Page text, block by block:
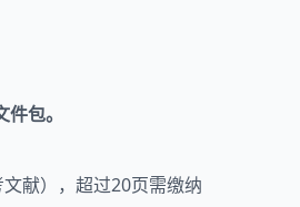
包。
献），超过20页需缴纳